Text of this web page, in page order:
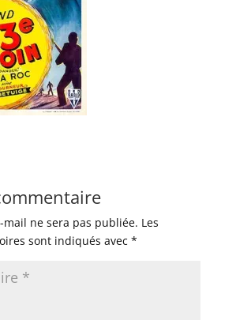
mail ne sera pas publiée. Les
sont indiqués avec *